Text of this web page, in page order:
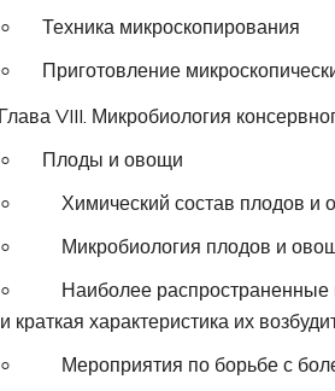
Техника микроскопирования
Приготовление
Глава VIII. Микробиология
Плоды и овощи
Химический состав плодов и
Микробиология плодов и
Наиболее распространенные
и краткая характеристика их
Мероприятия по борьбе с